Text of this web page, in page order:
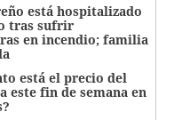
está hospitalizado
tras sufrir
en incendio; familia
está el precio del
este fin de semana en